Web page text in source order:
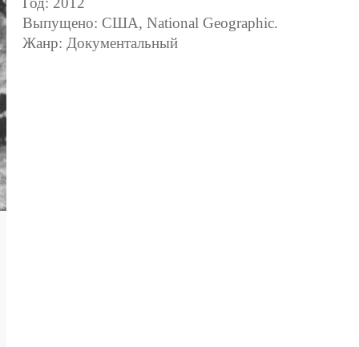
Выпущено: США, National Geographic.
Жанр: Документальный